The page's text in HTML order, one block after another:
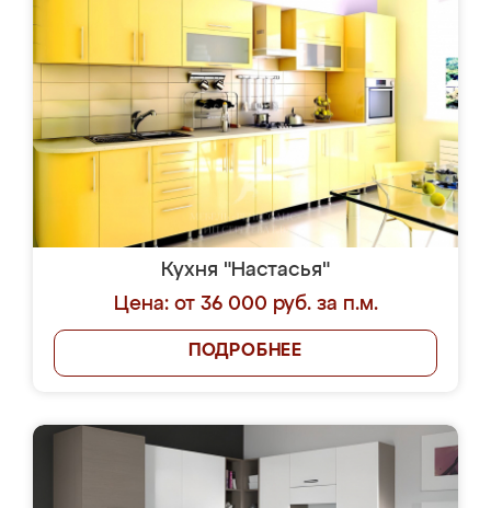
Кухня "Настасья"
Цена: от 36 000 руб. за п.м.
ПОДРОБНЕЕ